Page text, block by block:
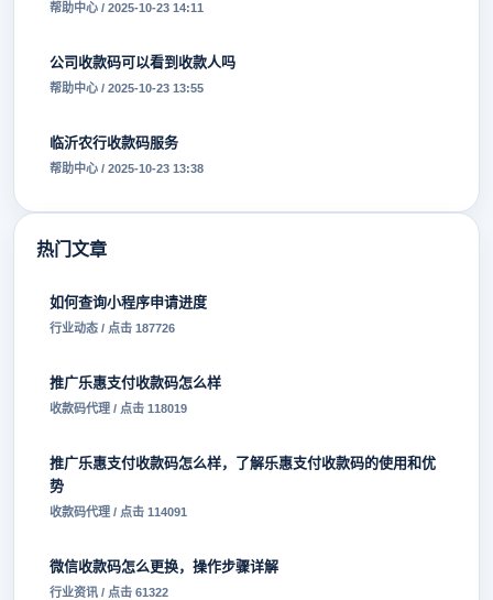
帮助中心 / 2025-10-23 14:11
公司收款码可以看到收款人吗
帮助中心 / 2025-10-23 13:55
临沂农行收款码服务
帮助中心 / 2025-10-23 13:38
热门文章
如何查询小程序申请进度
行业动态 / 点击 187726
推广乐惠支付收款码怎么样
收款码代理 / 点击 118019
推广乐惠支付收款码怎么样，了解乐惠支付收款码的使用和优
势
收款码代理 / 点击 114091
微信收款码怎么更换，操作步骤详解
行业资讯 / 点击 61322